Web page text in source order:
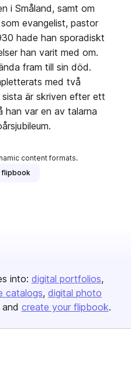
i Småland, samt om
evangelist, pastor
hade han sporadiskt
han varit med om.
fram till sin död.
med två
är skriven efter ett
han var en av talarna
content formats.
flipbook
into: digital portfolios
catalogs digital photo
create your flipbook.